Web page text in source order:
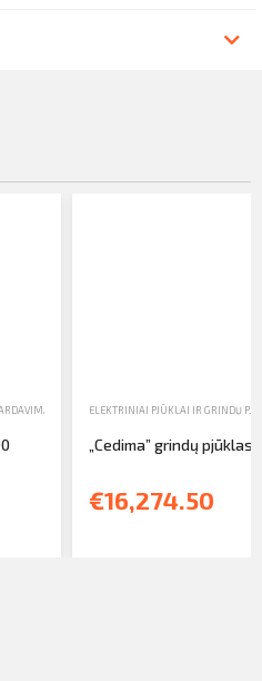
ELEKTRINIAI PJŪKLAI IR GRINDŲ
„Cedima” grindų pjūklas
€16,274.50